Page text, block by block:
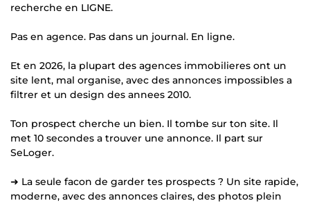
recherche en LIGNE.
Pas en agence. Pas dans un journal. En ligne.
Et en 2026, la plupart des agences immobilieres ont un
site lent, mal organise, avec des annonces impossibles a
filtrer et un design des annees 2010.
Ton prospect cherche un bien. Il tombe sur ton site. Il
met 10 secondes a trouver une annonce. Il part sur
SeLoger.
➜ La seule facon de garder tes prospects ? Un site rapide,
moderne, avec des annonces claires, des photos plein